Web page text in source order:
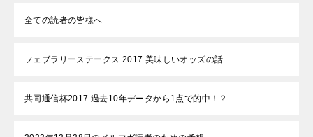
全ての読者の皆様へ
フェブラリーステークス 2017 美味しいオッズの話
共同通信杯2017 過去10年データから1点で的中！？